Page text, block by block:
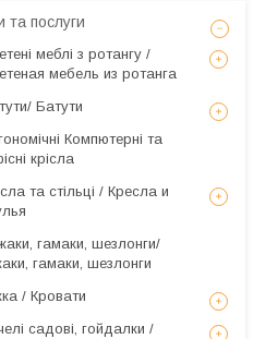
та послуги
меблі з ротангу /
мебель из ротанга
Батути
Компютерні та
крісла
та стільці / Кресла и
гамаки, шезлонги/
гамаки, шезлонги
/ Кровати
садові, гойдалки /